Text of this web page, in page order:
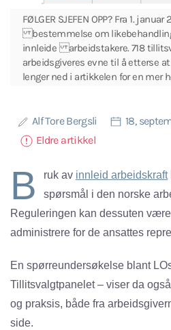
FØLGER SJEFEN OPP? Fra 1.
bestemmelse om
innleide arbeidstakere. 718
arbeidsgiveres evne til å etterse
lenger ned i artikkelen for en mer
Alf Tore Bergsli
18,
Eldre artikkel
B ruk av innleid arbeidskraft
spørsmål i den norske
Reguleringen kan dessuten
administrere for de ansattes
En spørreundersøkelse blant
Tillitsvalgtpanelet – viser da
og praksis, både fra
side.